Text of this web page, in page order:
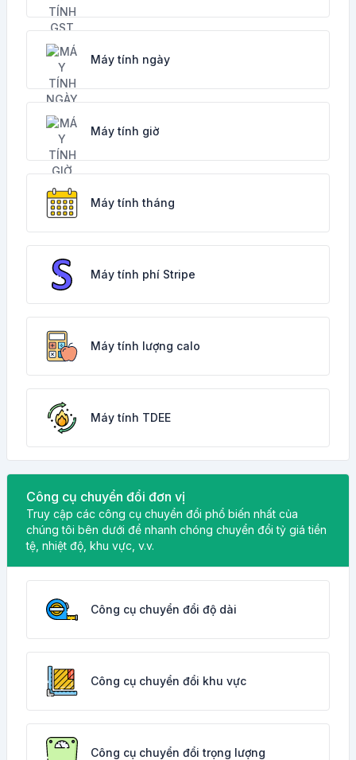
Máy tính ngày
Máy tính giờ
Máy tính tháng
Máy tính phí Stripe
Máy tính lượng calo
Máy tính TDEE
Công cụ chuyển đổi đơn vị
Truy cập các công cụ chuyển đổi phổ biến nhất của
chúng tôi bên dưới để nhanh chóng chuyển đổi tỷ giá tiền
tệ, nhiệt độ, khu vực, v.v.
Công cụ chuyển đổi độ dài
Công cụ chuyển đổi khu vực
Công cụ chuyển đổi trọng lượng